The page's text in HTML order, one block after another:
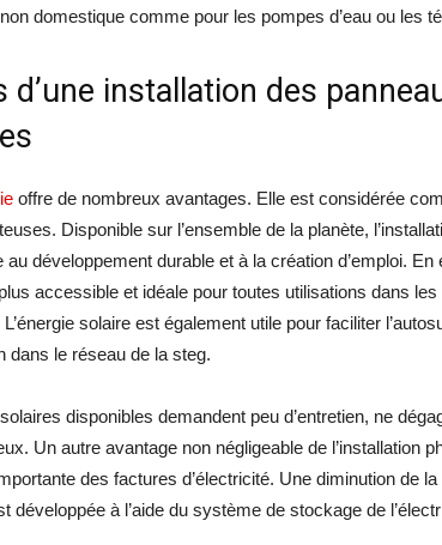
domestique comme pour les pompes d’eau ou les
d’une installation des
offre de nombreux avantages. Elle est considérée
Disponible sur l’ensemble de la planète,
développement durable et à la création d’emploi.
accessible et idéale pour toutes utilisations dans
solaire est également utile pour faciliter
dans le réseau de la steg.
disponibles demandent peu d’entretien, ne
Un autre avantage non négligeable de l’installation
des factures d’électricité. Une diminution de
développée à l’aide du système de stockage de